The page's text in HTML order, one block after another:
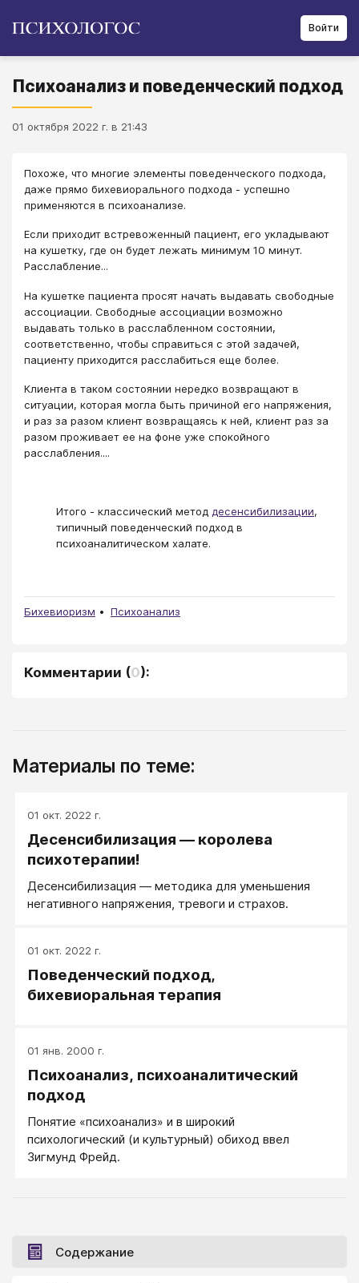
Войти
Психоанализ и поведенческий подход
01 октября 2022 г. в 21:43
Похоже, что многие элементы поведенческого подхода,
даже прямо бихевиорального подхода - успешно
применяются в психоанализе.
Если приходит встревоженный пациент, его укладывают
на кушетку, где он будет лежать минимум 10 минут.
Расслабление...
На кушетке пациента просят начать выдавать свободные
ассоциации. Свободные ассоциации возможно
выдавать только в расслабленном состоянии,
соответственно, чтобы справиться с этой задачей,
пациенту приходится расслабиться еще более.
Клиента в таком состоянии нередко возвращают в
ситуации, которая могла быть причиной его напряжения,
и раз за разом клиент возвращаясь к ней, клиент раз за
разом проживает ее на фоне уже спокойного
расслабления....
Итого - классический метод десенсибилизации,
типичный поведенческий подход в
психоаналитическом халате.
Бихевиоризм Психоанализ
Комментарии (0):
Материалы по теме:
01 окт. 2022 г.
Десенсибилизация — королева
психотерапии!
Десенсибилизация — методика для уменьшения
негативного напряжения, тревоги и страхов.
01 окт. 2022 г.
Поведенческий подход,
бихевиоральная терапия
01 янв. 2000 г.
Психоанализ, психоаналитический
подход
Понятие «психоанализ» и в широкий
психологический (и культурный) обиход ввел
Зигмунд Фрейд.
Содержание